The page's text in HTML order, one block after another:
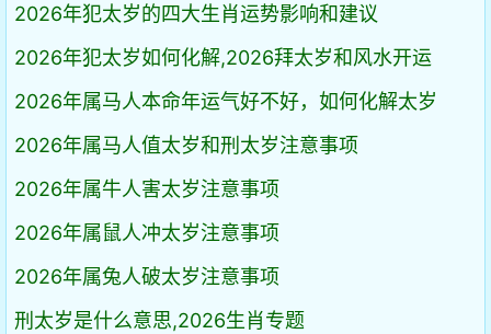
2026年犯太岁的四大生肖运势影响和建议
2026年犯太岁如何化解,2026拜太岁和风水开运
2026年属马人本命年运气好不好，如何化解太岁
2026年属马人值太岁和刑太岁注意事项
2026年属牛人害太岁注意事项
2026年属鼠人冲太岁注意事项
2026年属兔人破太岁注意事项
刑太岁是什么意思,2026生肖专题